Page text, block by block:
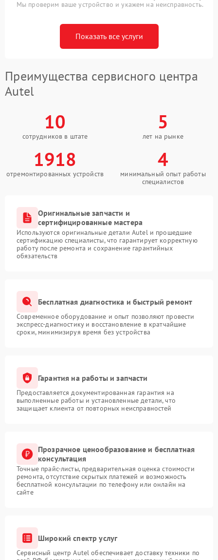
Мы проверим ваше устройство и укажем на неисправность.
Показать все услуги
Преимущества сервисного центра
Autel
10
сотрудников в штате
5
лет на рынке
1918
отремонтированных устройств
4
минимальный опыт работы
специалистов
Оригинальные запчасти и
сертифицированные мастера
Используются оригинальные детали Autel и прошедшие
сертификацию специалисты, что гарантирует корректную
работу после ремонта и сохранение гарантийных
обязательств
Бесплатная диагностика и быстрый ремонт
Современное оборудование и опыт позволяют провести
экспресс-диагностику и восстановление в кратчайшие
сроки, минимизируя время без устройства
Гарантия на работы и запчасти
Предоставляется документированная гарантия на
выполненные работы и установленные детали, что
защищает клиента от повторных неисправностей
Прозрачное ценообразование и бесплатная
консультация
Точные прайс-листы, предварительная оценка стоимости
ремонта, отсутствие скрытых платежей и возможность
бесплатной консультации по телефону или онлайн на
сайте
Широкий спектр услуг
Сервисный центр Autel обеспечивает доставку техники по